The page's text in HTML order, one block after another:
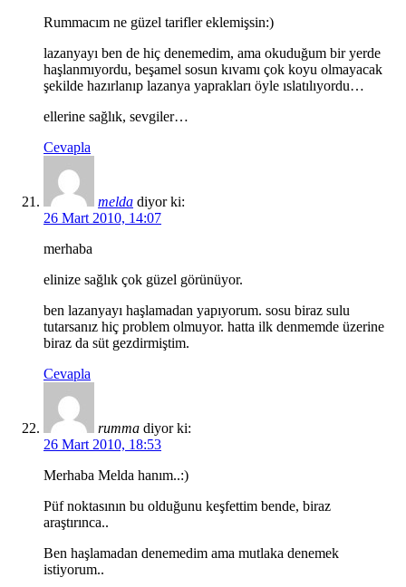
Rummacım ne güzel tarifler eklemişsin:)
lazanyayı ben de hiç denemedim, ama okuduğum bir yerde
haşlanmıyordu, beşamel sosun kıvamı çok koyu olmayacak
şekilde hazırlanıp lazanya yaprakları öyle ıslatılıyordu…
ellerine sağlık, sevgiler…
Cevapla
melda diyor ki:
26 Mart 2010, 14:07
merhaba
elinize sağlık çok güzel görünüyor.
ben lazanyayı haşlamadan yapıyorum. sosu biraz sulu
tutarsanız hiç problem olmuyor. hatta ilk denmemde üzerine
biraz da süt gezdirmiştim.
Cevapla
rumma diyor ki:
26 Mart 2010, 18:53
Merhaba Melda hanım..:)
Püf noktasının bu olduğunu keşfettim bende, biraz
araştırınca..
Ben haşlamadan denemedim ama mutlaka denemek
istiyorum..